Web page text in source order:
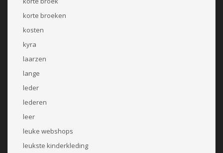
korte broeken
kosten
kyra
laarzen
lange
leder
lederen
leer
leuke webshops
leukste kinderkleding